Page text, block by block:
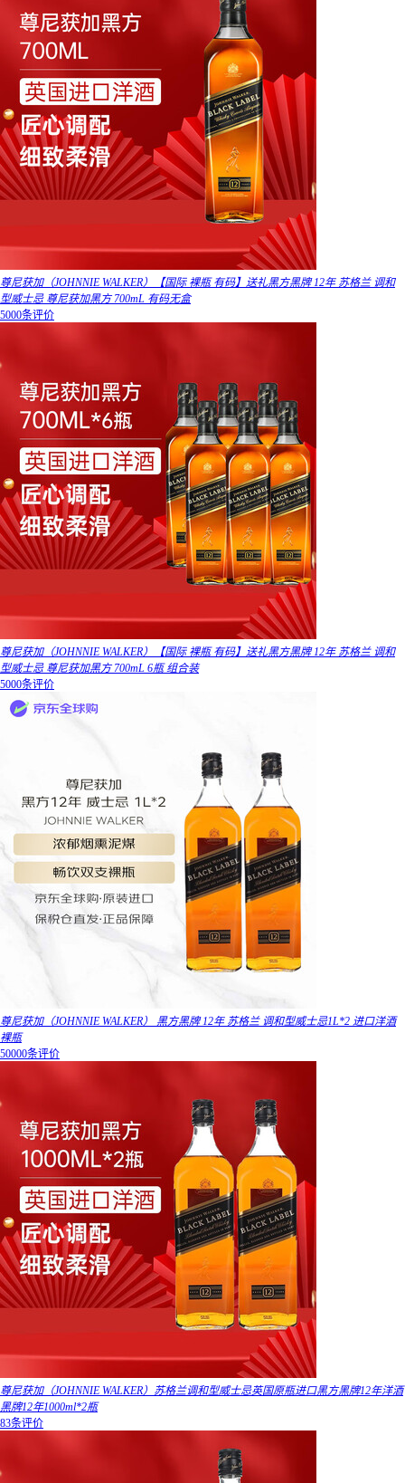
尊尼获加（JOHNNIE WALKER）【国际 裸瓶 有码】送礼黑方黑牌 12年 苏格兰 调和
型威士忌 尊尼获加黑方 700mL 有码无盒
5000条评价
尊尼获加（JOHNNIE WALKER）【国际 裸瓶 有码】送礼黑方黑牌 12年 苏格兰 调和
型威士忌 尊尼获加黑方 700mL 6瓶 组合装
5000条评价
尊尼获加（JOHNNIE WALKER） 黑方黑牌 12年 苏格兰 调和型威士忌1L*2 进口洋酒
裸瓶
50000条评价
尊尼获加（JOHNNIE WALKER）苏格兰调和型威士忌英国原瓶进口黑方黑牌12年洋酒
黑牌12年1000ml*2瓶
83条评价